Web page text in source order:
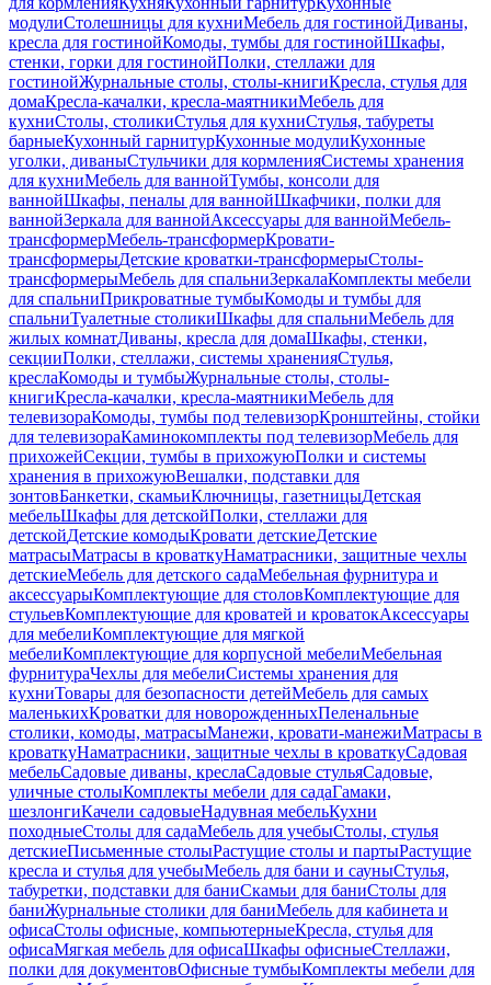
модулиСтолешницы для кухниМебель для гостинойДиваны,
кресла для гостинойКомоды, тумбы для гостинойШкафы,
стенки, горки для гостинойПолки, стеллажи для
гостинойЖурнальные столы, столы-книгиКресла, стулья для
домаКресла-качалки, кресла-маятникиМебель для
кухниСтолы, столикиСтулья для кухниСтулья, табуреты
барныеКухонный гарнитурКухонные модулиКухонные
уголки, диваныСтульчики для кормленияСистемы хранения
для кухниМебель для ваннойТумбы, консоли для
ваннойШкафы, пеналы для ваннойШкафчики, полки для
ваннойЗеркала для ваннойАксессуары для ваннойМебель-
трансформерМебель-трансформерКровати-
трансформерыДетские кроватки-трансформерыСтолы-
трансформерыМебель для спальниЗеркалаКомплекты мебели
для спальниПрикроватные тумбыКомоды и тумбы для
спальниТуалетные столикиШкафы для спальниМебель для
жилых комнатДиваны, кресла для домаШкафы, стенки,
секцииПолки, стеллажи, системы храненияСтулья,
креслаКомоды и тумбыЖурнальные столы, столы-
книгиКресла-качалки, кресла-маятникиМебель для
телевизораКомоды, тумбы под телевизорКронштейны, стойки
для телевизораКаминокомплекты под телевизорМебель для
прихожейСекции, тумбы в прихожуюПолки и системы
хранения в прихожуюВешалки, подставки для
зонтовБанкетки, скамьиКлючницы, газетницыДетская
мебельШкафы для детскойПолки, стеллажи для
детскойДетские комодыКровати детскиеДетские
матрасыМатрасы в кроваткуНаматрасники, защитные чехлы
детскиеМебель для детского садаМебельная фурнитура и
аксессуарыКомплектующие для столовКомплектующие для
стульевКомплектующие для кроватей и кроватокАксессуары
для мебелиКомплектующие для мягкой
мебелиКомплектующие для корпусной мебелиМебельная
фурнитураЧехлы для мебелиСистемы хранения для
кухниТовары для безопасности детейМебель для самых
маленькихКроватки для новорожденныхПеленальные
столики, комоды, матрасыМанежи, кровати-манежиМатрасы в
кроваткуНаматрасники, защитные чехлы в кроваткуСадовая
мебельСадовые диваны, креслаСадовые стульяСадовые,
уличные столыКомплекты мебели для садаГамаки,
шезлонгиКачели садовыеНадувная мебельКухни
походныеСтолы для садаМебель для учебыСтолы, стулья
детскиеПисьменные столыРастущие столы и партыРастущие
кресла и стулья для учебыМебель для бани и сауныСтулья,
табуретки, подставки для баниСкамьи для баниСтолы для
баниЖурнальные столики для баниМебель для кабинета и
офисаСтолы офисные, компьютерныеКресла, стулья для
офисаМягкая мебель для офисаШкафы офисныеСтеллажи,
полки для документовОфисные тумбыКомплекты мебели для